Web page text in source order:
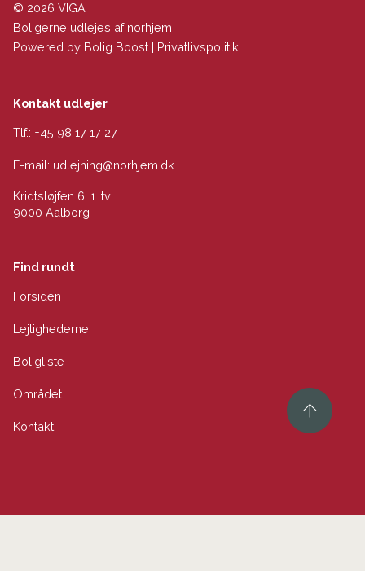
© 2026 VIGA
Boligerne udlejes af norhjem
Powered by Bolig Boost | Privatlivspolitik
Kontakt udlejer
Tlf.: +45 98 17 17 27
E-mail: udlejning@norhjem.dk
Kridtsløjfen 6, 1. tv.
9000 Aalborg
Find rundt
Forsiden
Lejlighederne
Boligliste
Området
Kontakt